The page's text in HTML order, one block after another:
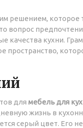
решением, которое
вопрос
качества кухни.
пространство,
для мебель для
жизнь в
серый цвет. Его